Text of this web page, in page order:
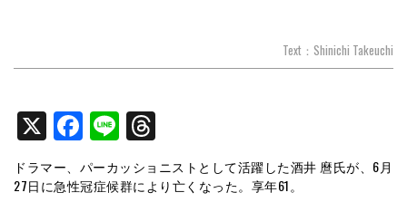
Text：Shinichi Takeuchi
X Facebook
Line
ドラマー、パーカッショニストとして活躍した酒井 麿氏が、6月
27日に急性冠症候群により亡くなった。享年61。